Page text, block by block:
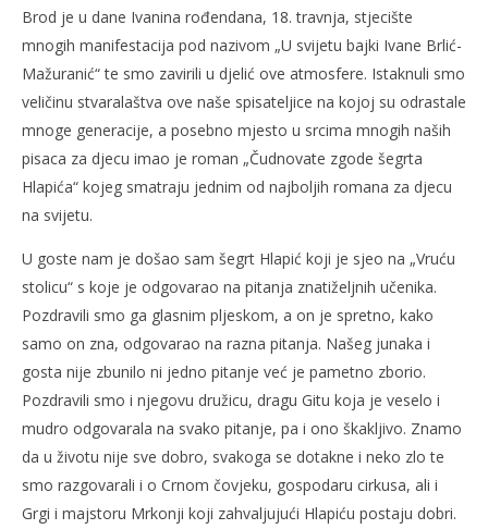
Brod je u dane Ivanina rođendana, 18. travnja, stjecište
mnogih manifestacija pod nazivom „U svijetu bajki Ivane Brlić-
Mažuranić“ te smo zavirili u djelić ove atmosfere. Istaknuli smo
veličinu stvaralaštva ove naše spisateljice na kojoj su odrastale
mnoge generacije, a posebno mjesto u srcima mnogih naših
pisaca za djecu imao je roman „Čudnovate zgode šegrta
Hlapića“ kojeg smatraju jednim od najboljih romana za djecu
na svijetu.
U goste nam je došao sam šegrt Hlapić koji je sjeo na „Vruću
stolicu“ s koje je odgovarao na pitanja znatiželjnih učenika.
Pozdravili smo ga glasnim pljeskom, a on je spretno, kako
samo on zna, odgovarao na razna pitanja. Našeg junaka i
gosta nije zbunilo ni jedno pitanje već je pametno zborio.
Pozdravili smo i njegovu družicu, dragu Gitu koja je veselo i
mudro odgovarala na svako pitanje, pa i ono škakljivo. Znamo
da u životu nije sve dobro, svakoga se dotakne i neko zlo te
smo razgovarali i o Crnom čovjeku, gospodaru cirkusa, ali i
Grgi i majstoru Mrkonji koji zahvaljujući Hlapiću postaju dobri.